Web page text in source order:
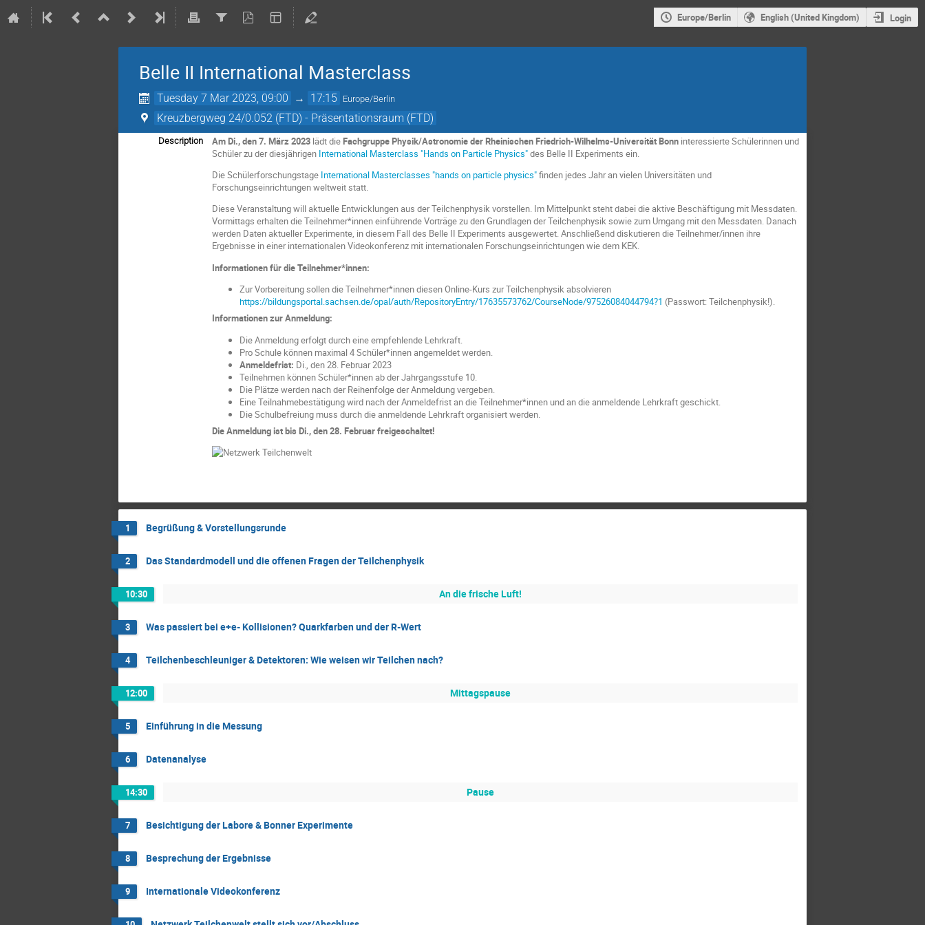
Europe/Berlin English (United Kingdom) Login
Belle II International Masterclass
Tuesday 7 Mar 2023, 09:00 → 17:15 Europe/Berlin
Kreuzbergweg 24/0.052 (FTD) - Präsentationsraum (FTD)
Description AmDi., den 7. März 2023 lädt dieFachgruppe Physik/Astronomie der Rheinischen Friedrich-Wilhelms-Universität Bonn interessierte Schülerinnen und
Schüler zu der diesjährigen International Masterclass "Hands on Particle Physics"des Belle II Experiments ein.
Die Schülerforschungstage International Masterclasses "hands on particle physics"finden jedes Jahr an vielen Universitäten und
Forschungseinrichtungen weltweit statt.
Diese Veranstaltung will aktuelle Entwicklungen aus der Teilchenphysik vorstellen. Im Mittelpunkt steht dabei die aktive Beschäftigung mit Messdaten.
Vormittags erhalten die Teilnehmer*innen einführende Vorträge zu den Grundlagen der Teilchenphysik sowie zum Umgang mit den Messdaten. Danach
werden Daten aktueller Experimente, in diesem Fall des Belle II Experiments ausgewertet. Anschließend diskutieren die Teilnehmer/innen ihre
Ergebnisse in einer internationalen Videokonferenz mit internationalen Forschungseinrichtungen wie dem KEK.
Informationen für die Teilnehmer*innen:
Zur Vorbereitung sollen die Teilnehmer*innen diesen Online-Kurs zur Teilchenphysik absolvieren
https://bildungsportal.sachsen.de/opal/auth/RepositoryEntry/17635573762/CourseNode/97526084044794?1 (Passwort: Teilchenphysik!).
Informationen zur Anmeldung:
Die Anmeldung erfolgt durch eine empfehlende Lehrkraft.
Pro Schule können maximal 4 Schüler*innen angemeldet werden.
Anmeldefrist: Di., den 28. Februar 2023
Teilnehmen können Schüler*innen ab der Jahrgangsstufe 10.
Die Plätze werden nach der Reihenfolge der Anmeldung vergeben.
Eine Teilnahmebestätigung wird nach der Anmeldefrist an die Teilnehmer*innen und an die anmeldende Lehrkraft geschickt.
Die Schulbefreiung muss durch die anmeldende Lehrkraft organisiert werden.
Die Anmeldung ist bis Di., den 28. Februar freigeschaltet!
1 Begrüßung & Vorstellungsrunde
2 Das Standardmodell und die offenen Fragen der Teilchenphysik
10:30 An die frische Luft!
3 Was passiert bei e+e- Kollisionen? Quarkfarben und der R-Wert
4 Teilchenbeschleuniger & Detektoren: Wie weisen wir Teilchen nach?
12:00 Mittagspause
5 Einführung in die Messung
6 Datenanalyse
14:30 Pause
7 Besichtigung der Labore & Bonner Experimente
8 Besprechung der Ergebnisse
9 Internationale Videokonferenz